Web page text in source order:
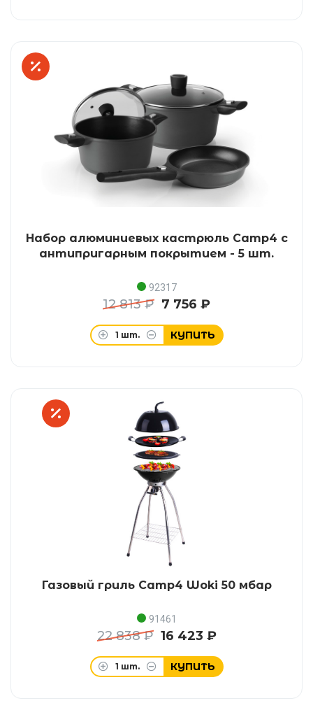
Набор алюминиевых кастрюль Camp4 с
антипригарным покрытием - 5 шт.
92317
12 813 ₽ 7 756 ₽
1 шт. КУПИТЬ
Газовый гриль Camp4 Woki 50 мбар
91461
22 838 ₽ 16 423 ₽
1 шт. КУПИТЬ